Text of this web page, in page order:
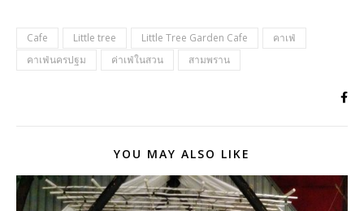
Cafe Little tree Little Tree Garden Cafe
คาเฟ่
คาเฟ่นครปฐม
ค่าเฟ่ในสวน สามพราน
YOU MAY ALSO LIKE